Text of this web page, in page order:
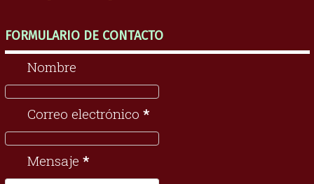
FORMULARIO DE CONTACTO
Nombre
Correo electrónico *
Mensaje *